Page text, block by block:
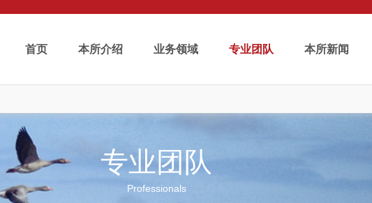
首页 本所介绍 业务领域 专业团队 本所新闻
专业团队
Professionals